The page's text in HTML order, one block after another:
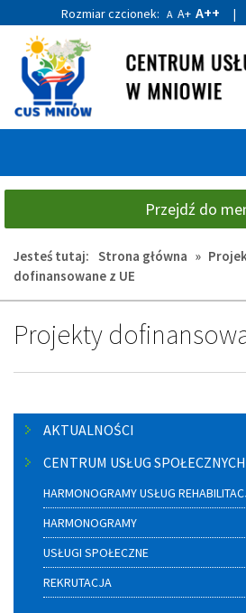
Przejdź
głównej
treści
Przejdź
wyszukiwarki
Rozmiar czcionek: A A+ A++ |
Przejdź do
Jesteś tutaj: Strona główna »
dofinansowane z UE
Projekty
MenuAKTUALNOŚCI
CENTRUM USŁUG
HARMONOGRAMY USŁUG
HARMONOGRAMY
USŁUGI SPOŁECZNE
REKRUTACJA